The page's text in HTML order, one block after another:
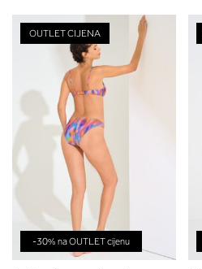
OUTLET CIJENA
-30% na OUTLET cijenu